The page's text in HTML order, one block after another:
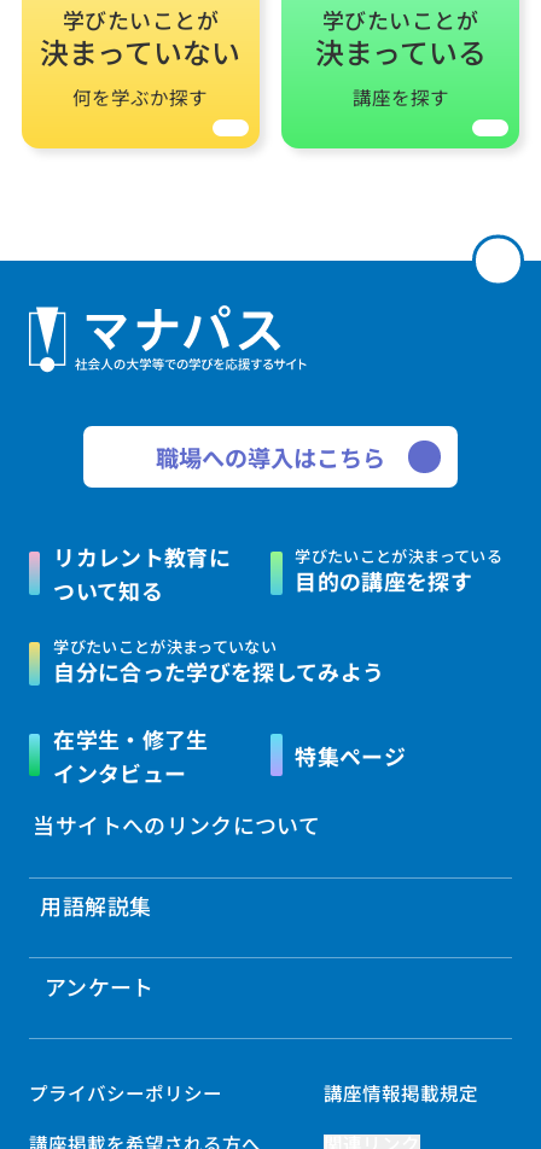
学びたいことが
決まっていない
何を学ぶか探す
学びたいことが
決まっている
講座を探す
職場への導入はこちら
リカレント教育に
ついて知る
学びたいことが決まっている
目的の講座を探す
学びたいことが決まっていない
自分に合った学びを探してみよう
在学生・修了生
インタビュー
特集ページ
当サイトへのリンクについて
用語解説集
アンケート
プライバシーポリシー
講座情報掲載規定
講座掲載を希望される方へ
関連リンク